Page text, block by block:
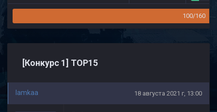
100/160
[Конкурс 1] TOP15
lamkaa 18 августа 2021 г, 13:00